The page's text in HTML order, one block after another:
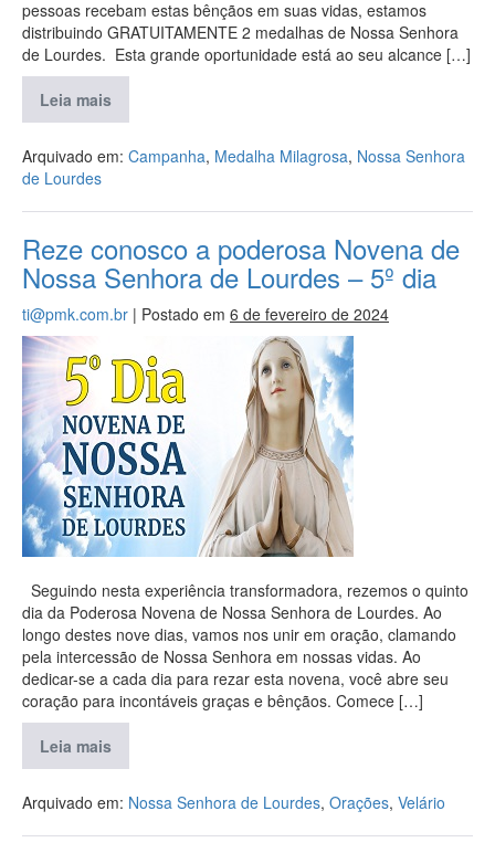
pessoas recebam estas bênçãos em suas vidas, estamos
distribuindo GRATUITAMENTE 2 medalhas de Nossa Senhora
de Lourdes. Esta grande oportunidade está ao seu alcance […]
Leia mais
Arquivado em: Campanha, Medalha Milagrosa, Nossa Senhora
de Lourdes
Reze conosco a poderosa Novena de
Nossa Senhora de Lourdes – 5º dia
ti@pmk.com.br | Postado em 6 de fevereiro de 2024
Seguindo nesta experiência transformadora, rezemos o quinto
dia da Poderosa Novena de Nossa Senhora de Lourdes. Ao
longo destes nove dias, vamos nos unir em oração, clamando
pela intercessão de Nossa Senhora em nossas vidas. Ao
dedicar-se a cada dia para rezar esta novena, você abre seu
coração para incontáveis graças e bênçãos. Comece […]
Leia mais
Arquivado em: Nossa Senhora de Lourdes, Orações, Velário